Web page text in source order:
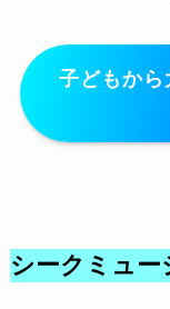
子どもから
シークミュ